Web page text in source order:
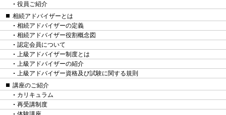
役員ご紹介
相続アドバイザーとは
相続アドバイザーの定義
相続アドバイザー役割概念図
認定会員について
上級アドバイザー制度とは
上級アドバイザーの紹介
上級アドバイザー資格及び試験に関する規則
講座のご紹介
カリキュラム
再受講制度